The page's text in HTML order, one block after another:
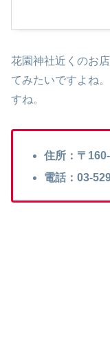
花園神社近くのお
てみたいですよね
すね。
住所：〒
電話：03-